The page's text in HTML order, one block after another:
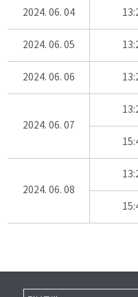
2024. 06. 04
2024. 06. 05
2024. 06. 06
2024. 06. 07
2024. 06. 08